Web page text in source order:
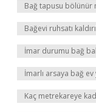
Bağ tapusu bölünür
Bağevi ruhsatı
İmar durumu bağ
İmarlı arsaya bağ ev
Kaç metrekareye